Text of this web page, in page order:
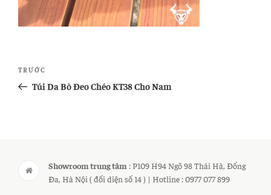
Điều
hướng
Bài
cũ
TRƯỚC
Túi Da Bò Đeo Chéo KT38 Cho Nam
Showroom trung tâm : P109 H94 Ngõ 98 Thái Hà, Đống
Đa, Hà Nội ( đối diện số 14 ) | Hotline : 0977 077 899